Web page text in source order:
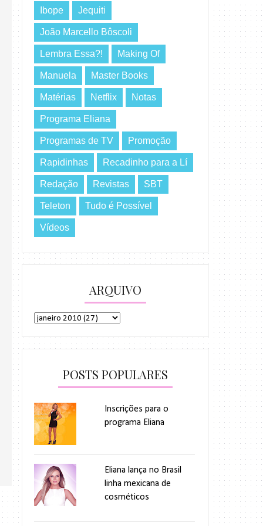
Ibope Jequiti
João Marcello Bôscoli
Lembra Essa?! Making Of
Manuela Master Books
Matérias Netflix Notas
Programa Eliana
Programas de TV Promoção
Rapidinhas Recadinho para a Lí
Redação Revistas SBT
Teleton Tudo é Possível
Vídeos
ARQUIVO
POSTS POPULARES
Inscrições para o
programa Eliana
Eliana lança no Brasil
linha mexicana de
cosméticos